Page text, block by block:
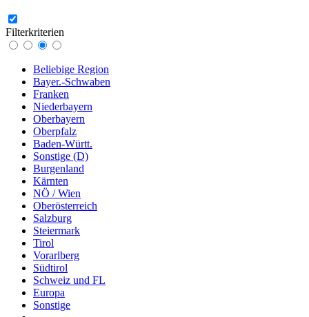
Filterkriterien
Beliebige Region
Bayer.-Schwaben
Franken
Niederbayern
Oberbayern
Oberpfalz
Baden-Württ.
Sonstige (D)
Burgenland
Kärnten
NÖ / Wien
Oberösterreich
Salzburg
Steiermark
Tirol
Vorarlberg
Südtirol
Schweiz und FL
Europa
Sonstige